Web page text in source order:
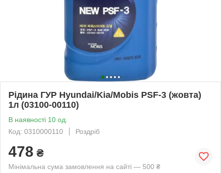
Рідина ГУР Hyundai/Kia/Mobis PSF-3 (жовта)
1л (03100-00110)
В наявності 10 од.
Код: 0310000110
Роздріб
478 ₴
Мінімальна сума замовлення на сайті — 500 ₴